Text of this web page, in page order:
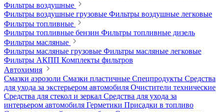
Фильтры воздушные
Фильтры воздушные грузовые Фильтры воздушные легковые
Фильтры топливные
Фильтры топливные бензин Фильтры топливные дизель
Фильтры масляные
Фильтры масляные грузовые Фильтры масляные легковые
Фильтры АКПП Комплекты фильтров
Автохимия
Смазки аэрозоли Смазки пластичные Спецпродукты Средства
для ухода за экстерьером автомобиля Очистители технические
Средства для стекол и зеркал Средства для ухода за
интерьером автомобиля Герметики Присадки в топливо